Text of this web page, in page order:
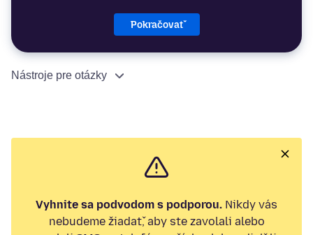
Pokračovať
Nástroje pre otázky
Vyhnite sa podvodom s podporou. Nikdy vás
nebudeme žiadať, aby ste zavolali alebo